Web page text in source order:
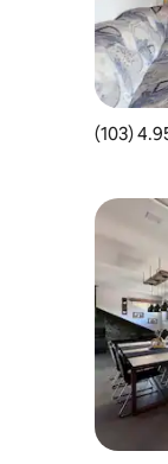
4.95 من 5، 103 مراجعات
4.95